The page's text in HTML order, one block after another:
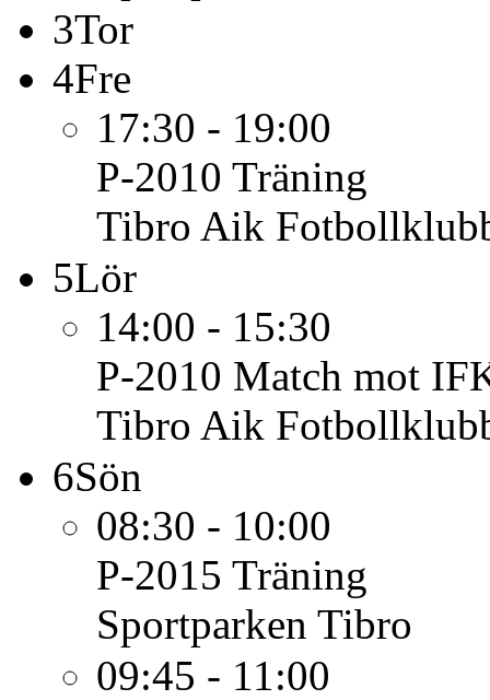
3Tor
4Fre
17:30 - 19:00
P-2010 Träning
Tibro Aik
5Lör
14:00 - 15:30
P-2010 Match mot
Tibro Aik
6Sön
08:30 - 10:00
P-2015 Träning
Sportparken Tibro
09:45 - 11:00